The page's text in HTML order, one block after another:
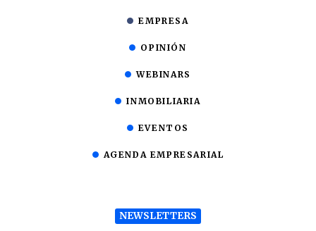
EMPRESA
OPINIÓN
WEBINARS
INMOBILIARIA
EVENTOS
AGENDA EMPRESARIAL
NEWSLETTERS